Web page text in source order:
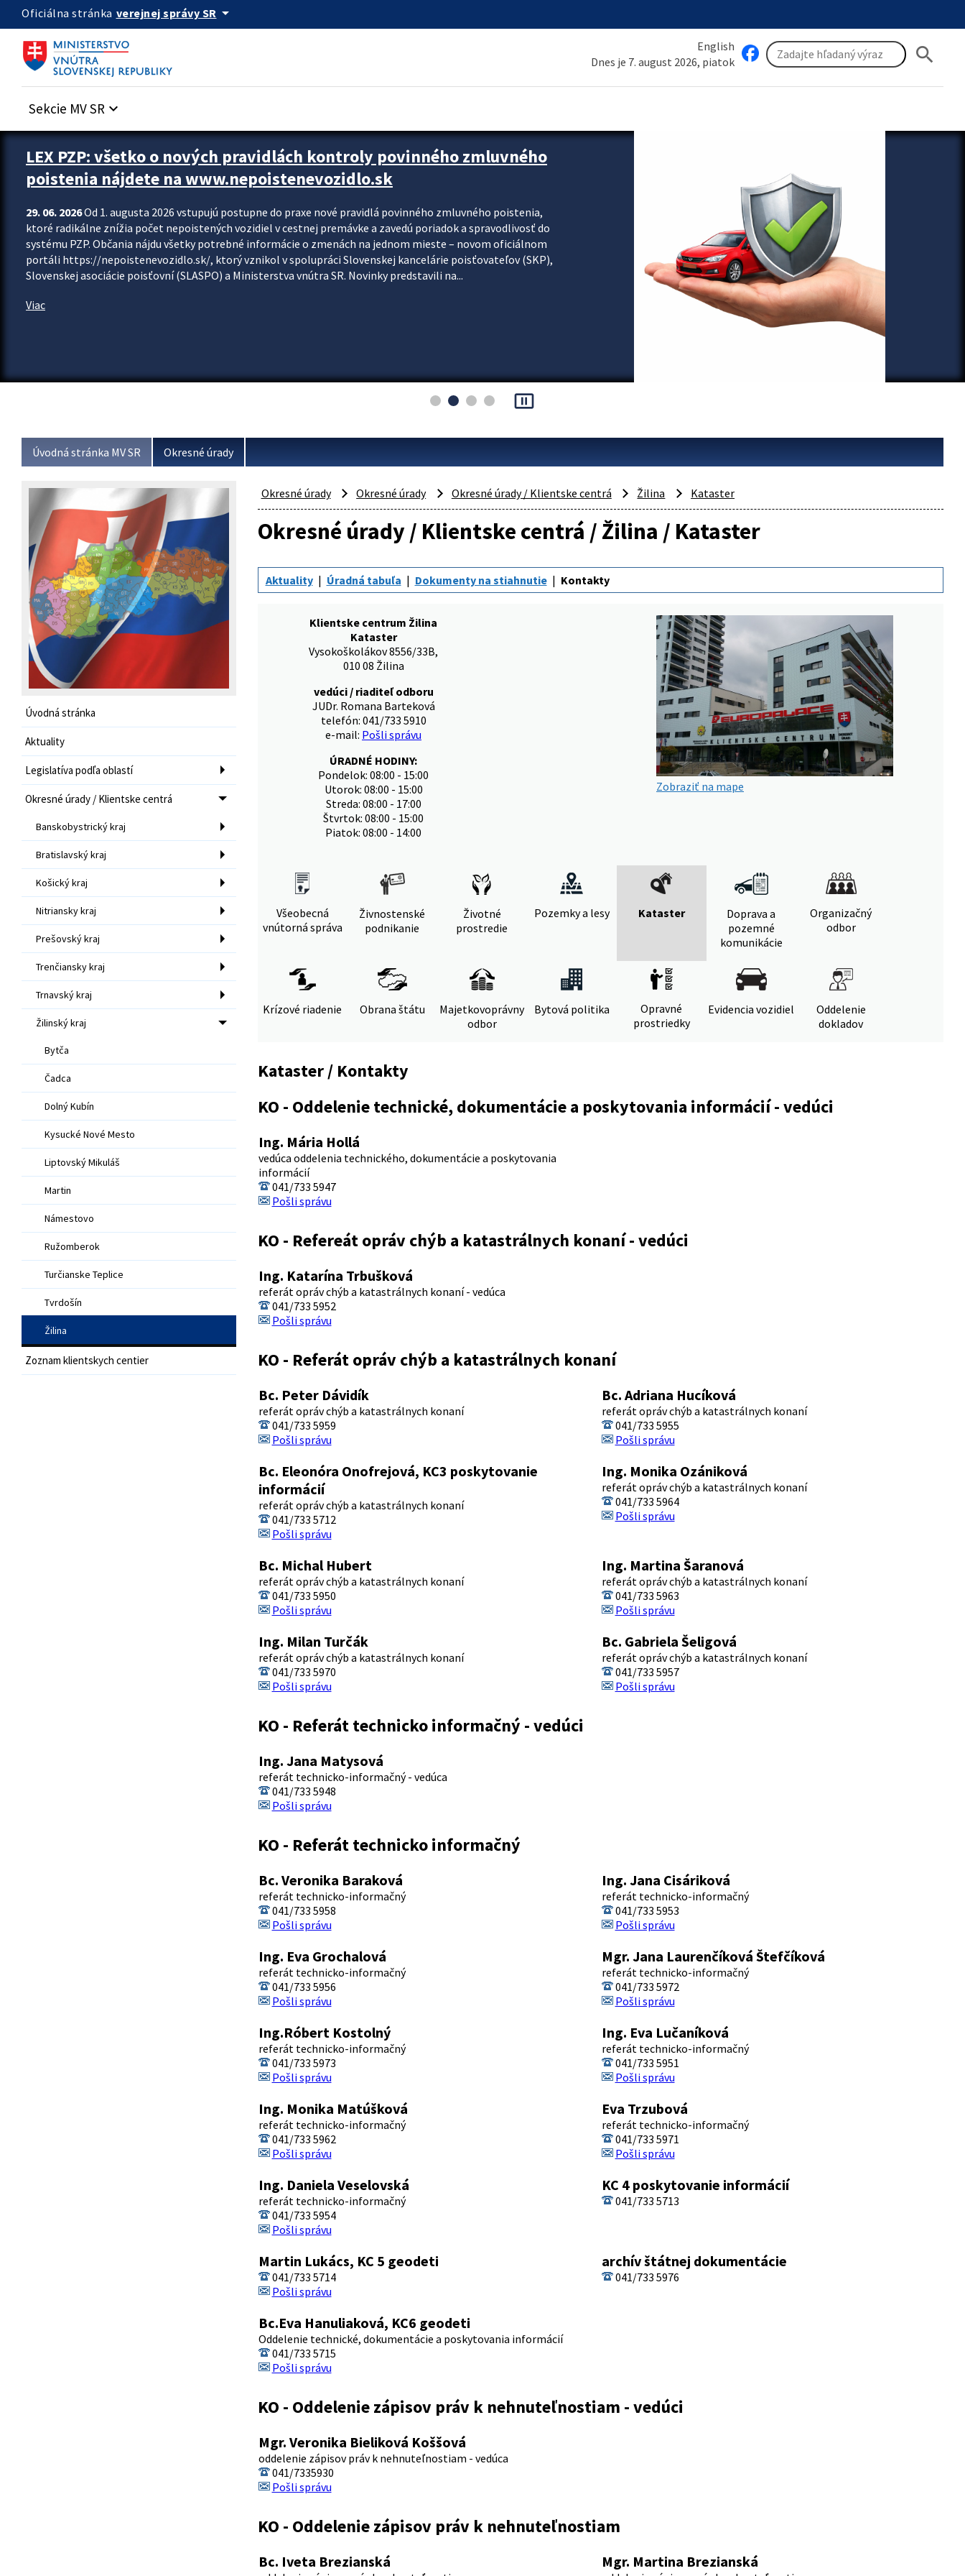
Preskocit na hlavný obsah
Oficiálna stránka verejnej správy SR arrow_drop_down
English
Dnes je 7. august 2026, piatok
search
Sekcie MV SR keyboard_arrow_down
Zastavit automatický posun upútavok
LEX PZP: všetko o nových pravidlách kontroly povinného zmluvného
poistenia nájdete na www.nepoistenevozidlo.sk
29. 06. 2026Od 1. augusta 2026 vstupujú postupne do praxe nové pravidlá povinného zmluvného poistenia,
ktoré radikálne znížia počet nepoistených vozidiel v cestnej premávke a zavedú poriadok a spravodlivosť do
systému PZP. Občania nájdu všetky potrebné informácie o zmenách na jednom mieste – novom oficiálnom
portáli https://nepoistenevozidlo.sk/, ktorý vznikol v spolupráci Slovenskej kancelárie poisťovateľov (SKP),
Slovenskej asociácie poisťovní (SLASPO) a Ministerstva vnútra SR. Novinky predstavili na...
Viac
pause_presentation
Úvodná stránka MV SR Okresné úrady
Úvodná stránka
Aktuality
Legislatíva podľa oblastí
Okresné úrady / Klientske centrá
Banskobystrický kraj
Bratislavský kraj
Košický kraj
Nitriansky kraj
Prešovský kraj
Trenčiansky kraj
Trnavský kraj
Žilinský kraj
Bytča
Čadca
Dolný Kubín
Kysucké Nové Mesto
Liptovský Mikuláš
Martin
Námestovo
Ružomberok
Turčianske Teplice
Tvrdošín
Žilina
Zoznam klientskych centier
Okresné úrady Okresné úrady Okresné úrady / Klientske centrá Žilina Kataster
Okresné úrady / Klientske centrá / Žilina / Kataster
Aktuality Úradná tabuľa Dokumenty na stiahnutie Kontakty
Klientske centrum Žilina
Kataster
Vysokoškolákov 8556/33B,
010 08 Žilina
vedúci / riaditeľ odboru
JUDr. Romana Barteková
telefón: 041/733 5910
e-mail: Pošli správu
ÚRADNÉ HODINY:
Pondelok: 08:00 - 15:00
Utorok: 08:00 - 15:00
Streda: 08:00 - 17:00
Štvrtok: 08:00 - 15:00
Piatok: 08:00 - 14:00
Zobraziť na mape
Všeobecná
vnútorná správa
Živnostenské
podnikanie
Životné
prostredie
Pozemky a lesy Kataster
Doprava a
pozemné
komunikácie
Organizačný
odbor
Krízové riadenie Obrana štátu
Majetkovoprávny
odbor
Bytová politika
Opravné
prostriedky
Evidencia vozidiel
Oddelenie
dokladov
Kataster / Kontakty
KO - Oddelenie technické, dokumentácie a poskytovania informácií - vedúci
Ing. Mária Hollá
vedúca oddelenia technického, dokumentácie a poskytovania
informácií
041/733 5947
Pošli správu
KO - Refereát opráv chýb a katastrálnych konaní - vedúci
Ing. Katarína Trbušková
referát opráv chýb a katastrálnych konaní - vedúca
041/733 5952
Pošli správu
KO - Referát opráv chýb a katastrálnych konaní
Bc. Peter Dávidík
referát opráv chýb a katastrálnych konaní
041/733 5959
Pošli správu
Bc. Adriana Hucíková
referát opráv chýb a katastrálnych konaní
041/733 5955
Pošli správu
Bc. Eleonóra Onofrejová, KC3 poskytovanie
informácií
referát opráv chýb a katastrálnych konaní
041/733 5712
Pošli správu
Ing. Monika Ozániková
referát opráv chýb a katastrálnych konaní
041/733 5964
Pošli správu
Bc. Michal Hubert
referát opráv chýb a katastrálnych konaní
041/733 5950
Pošli správu
Ing. Martina Šaranová
referát opráv chýb a katastrálnych konaní
041/733 5963
Pošli správu
Ing. Milan Turčák
referát opráv chýb a katastrálnych konaní
041/733 5970
Pošli správu
Bc. Gabriela Šeligová
referát opráv chýb a katastrálnych konaní
041/733 5957
Pošli správu
KO - Referát technicko informačný - vedúci
Ing. Jana Matysová
referát technicko-informačný - vedúca
041/733 5948
Pošli správu
KO - Referát technicko informačný
Bc. Veronika Baraková
referát technicko-informačný
041/733 5958
Pošli správu
Ing. Jana Cisáriková
referát technicko-informačný
041/733 5953
Pošli správu
Ing. Eva Grochalová
referát technicko-informačný
041/733 5956
Pošli správu
Mgr. Jana Laurenčíková Štefčíková
referát technicko-informačný
041/733 5972
Pošli správu
Ing.Róbert Kostolný
referát technicko-informačný
041/733 5973
Pošli správu
Ing. Eva Lučaníková
referát technicko-informačný
041/733 5951
Pošli správu
Ing. Monika Matúšková
referát technicko-informačný
041/733 5962
Pošli správu
Eva Trzubová
referát technicko-informačný
041/733 5971
Pošli správu
Ing. Daniela Veselovská
referát technicko-informačný
041/733 5954
Pošli správu
KC 4 poskytovanie informácií
041/733 5713
Martin Lukács, KC 5 geodeti
041/733 5714
Pošli správu
archív štátnej dokumentácie
041/733 5976
Bc.Eva Hanuliaková, KC6 geodeti
Oddelenie technické, dokumentácie a poskytovania informácií
041/733 5715
Pošli správu
KO - Oddelenie zápisov práv k nehnuteľnostiam - vedúci
Mgr. Veronika Bieliková Koššová
oddelenie zápisov práv k nehnuteľnostiam - vedúca
041/7335930
Pošli správu
KO - Oddelenie zápisov práv k nehnuteľnostiam
Bc. Iveta Brezianská Mgr. Martina Brezianská